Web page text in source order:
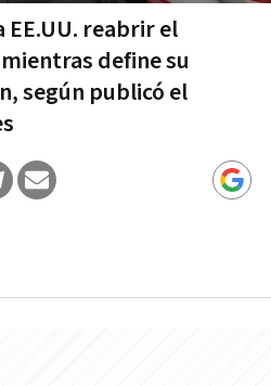
reabrir el
define su
según publicó el